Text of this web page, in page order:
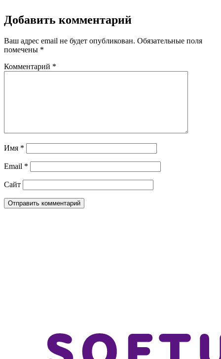
Добавить комментарий
Ваш адрес email не будет опубликован. Обязательные поля
помечены *
Комментарий *
Имя *
Email *
Сайт